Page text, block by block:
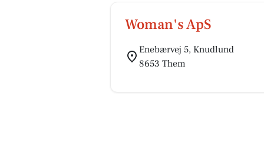
Woman's ApS
Enebærvej 5, Knudlund
8653 Them